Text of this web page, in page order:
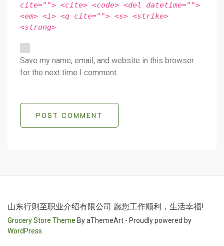
cite=""> <cite> <code> <del datetime="">
<em> <i> <q cite=""> <s> <strike>
<strong>
Save my name, email, and website in this browser
for the next time I comment.
POST COMMENT
山东行则至职业介绍有限公司 愿您工作顺利，生活幸福!
Grocery Store Theme By aThemeArt - Proudly powered by
WordPress